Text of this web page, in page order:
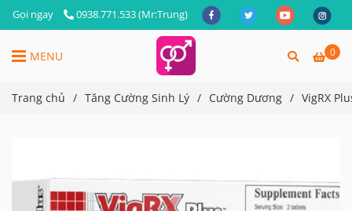
Gọi ngay 0938.771.533 (Mr:Trung)
0
MENU
Trang chủ / Tăng Cường Sinh Lý / Cường Dương / VigRX